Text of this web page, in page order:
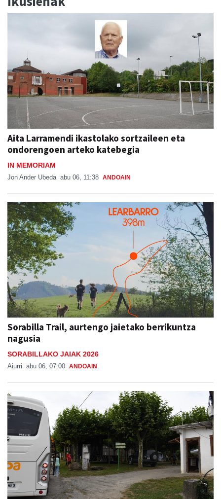
Aita Larramendi ikastolako sortzaileen eta
ondorengoen arteko katebegia
IN MEMORIAM
Jon Ander Ubeda abu 06, 11:38 ANDOAIN
Sorabilla Trail, aurtengo jaietako berrikuntza
nagusia
SORABILLAKO JAIAK 2026
Aiurri abu 06, 07:00 ANDOAIN